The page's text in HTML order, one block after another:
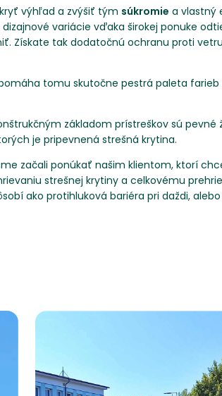
výhľad a zvýšiť tým súkromie a vlastný
variácie vďaka širokej ponuke
Získate tak dodatočnú ochranu proti
tomu skutočne pestrá paleta farieb
základom prístreškov sú pevné
je pripevnená strešná krytina.
začali ponúkať našim klientom, ktorí
strešnej krytiny a celkovému
ako protihluková bariéra pri daždi,